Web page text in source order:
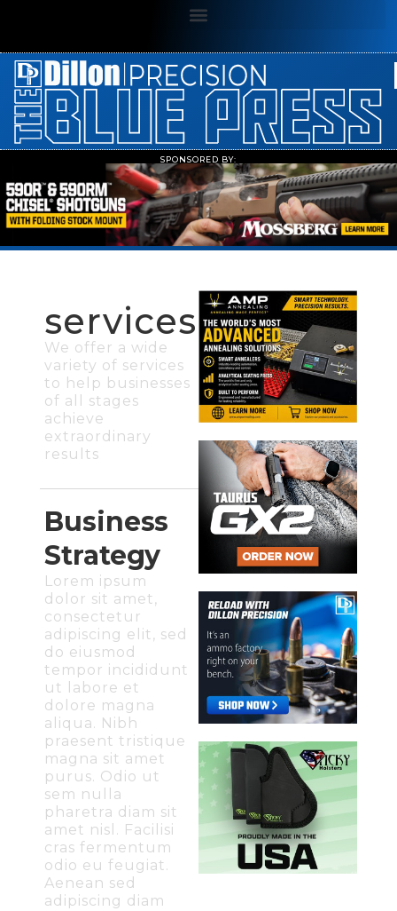
SPONSORED BY:
services
We offer a wide
variety of services
to help businesses
of all stages
achieve
extraordinary
results
Business
Strategy
Lorem ipsum
dolor sit amet,
consectetur
adipiscing elit, sed
do eiusmod
tempor incididunt
ut labore et
dolore magna
aliqua. Nibh
praesent tristique
magna sit amet
purus. Odio ut
sem nulla
pharetra diam sit
amet nisl. Facilisi
cras fermentum
odio eu feugiat.
Aenean sed
adipiscing diam